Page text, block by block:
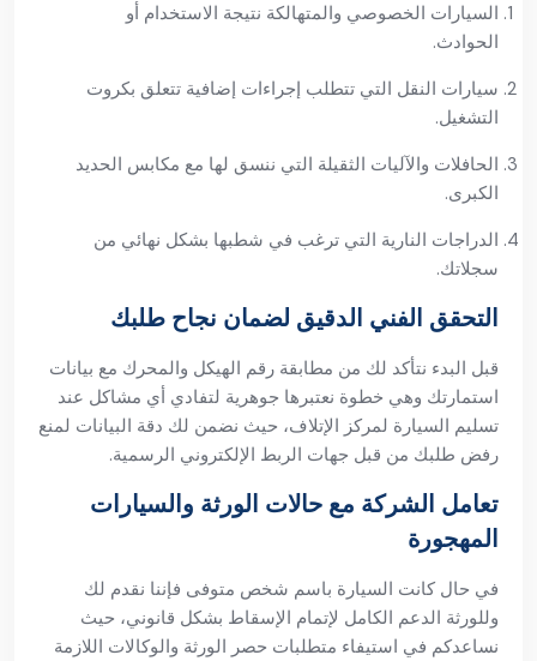
السيارات الخصوصي والمتهالكة نتيجة الاستخدام أو
الحوادث.
سيارات النقل التي تتطلب إجراءات إضافية تتعلق بكروت
التشغيل.
الحافلات والآليات الثقيلة التي ننسق لها مع مكابس الحديد
الكبرى.
الدراجات النارية التي ترغب في شطبها بشكل نهائي من
سجلاتك.
التحقق الفني الدقيق لضمان نجاح طلبك
قبل البدء نتأكد لك من مطابقة رقم الهيكل والمحرك مع بيانات
استمارتك وهي خطوة نعتبرها جوهرية لتفادي أي مشاكل عند
تسليم السيارة لمركز الإتلاف، حيث نضمن لك دقة البيانات لمنع
رفض طلبك من قبل جهات الربط الإلكتروني الرسمية.
تعامل الشركة مع حالات الورثة والسيارات
المهجورة
في حال كانت السيارة باسم شخص متوفى فإننا نقدم لك
وللورثة الدعم الكامل لإتمام الإسقاط بشكل قانوني، حيث
نساعدكم في استيفاء متطلبات حصر الورثة والوكالات اللازمة